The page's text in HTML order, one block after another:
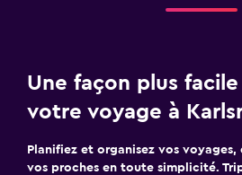
Une façon plus
votre voyage à
Planifiez et organisez vos
vos proches en toute simplicité.